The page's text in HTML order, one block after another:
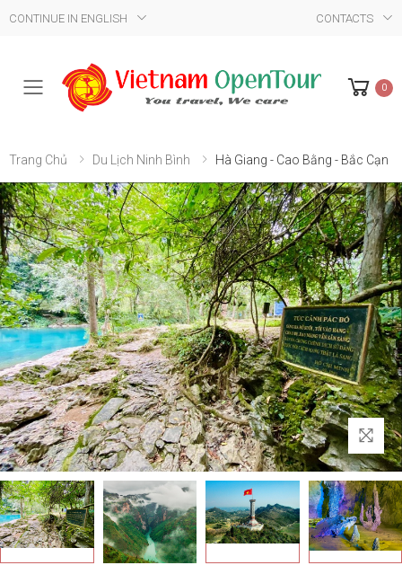
CONTINUE IN ENGLISH CONTACTS
Mobile Menu 0
Trang Chủ Du Lịch Ninh Bình Hà Giang - Cao Bằng - Bắc Cạn